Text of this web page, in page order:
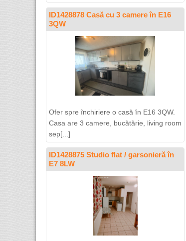
ID1428878 Casă cu 3 camere în E16
3QW
Ofer spre închiriere o casă în E16 3QW.
Casa are 3 camere, bucătărie, living room
sep[...]
ID1428875 Studio flat / garsonieră în
E7 8LW